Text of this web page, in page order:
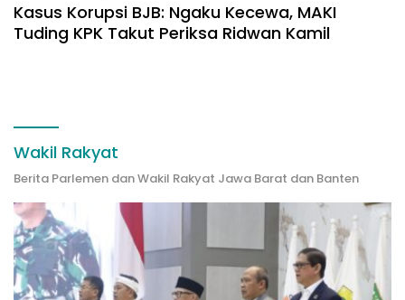
Kasus Korupsi BJB: Ngaku Kecewa, MAKI
Tuding KPK Takut Periksa Ridwan Kamil
Wakil Rakyat
Berita Parlemen dan Wakil Rakyat Jawa Barat dan Banten